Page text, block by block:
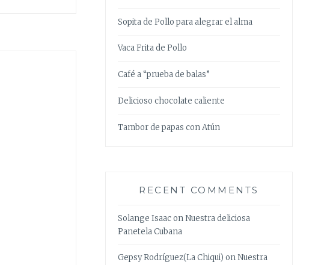
Sopita de Pollo para alegrar el alma
Vaca Frita de Pollo
Café a “prueba de balas”
Delicioso chocolate caliente
Tambor de papas con Atún
RECENT COMMENTS
Solange IsaaconNuestra deliciosa
Panetela Cubana
Gepsy Rodríguez(La Chiqui) onNuestra